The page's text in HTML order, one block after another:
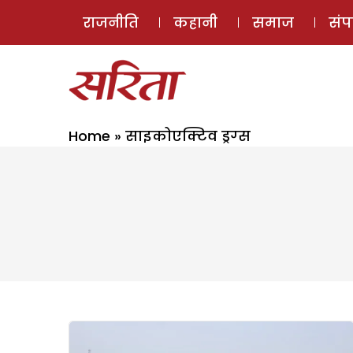
राजनीति कहानी समाज
Home » साइकोएक्टिव ड्रग्‍स